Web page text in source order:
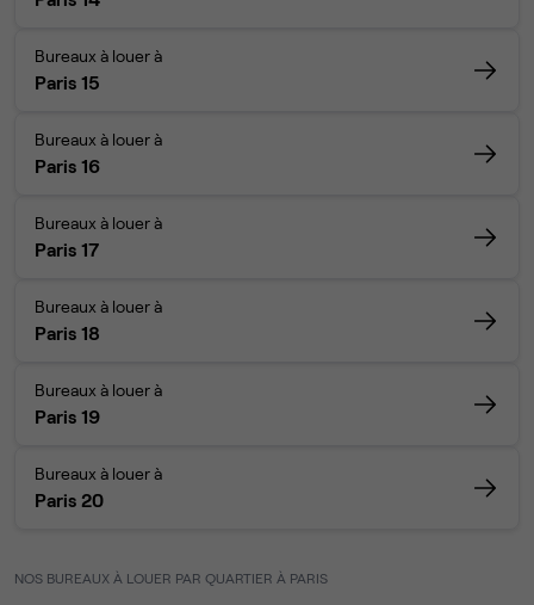
Bureaux à louer à
Paris 15
Bureaux à louer à
Paris 16
Bureaux à louer à
Paris 17
Bureaux à louer à
Paris 18
Bureaux à louer à
Paris 19
Bureaux à louer à
Paris 20
NOS BUREAUX À LOUER PAR QUARTIER À PARIS